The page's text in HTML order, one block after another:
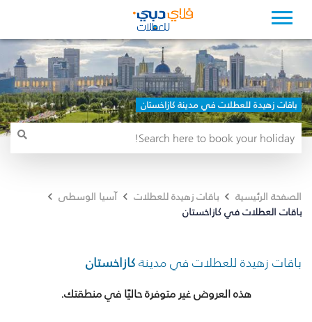
باقات زهيدة للعطلات في مدينة كازاخستان
الصفحة الرئيسية باقات زهيدة للعطلات
آسيا الوسطى
باقات العطلات في كازاخستان
باقات زهيدة للعطلات في مدينةكازاخستان
هذه العروض غير متوفرة حاليًا في منطقتك.